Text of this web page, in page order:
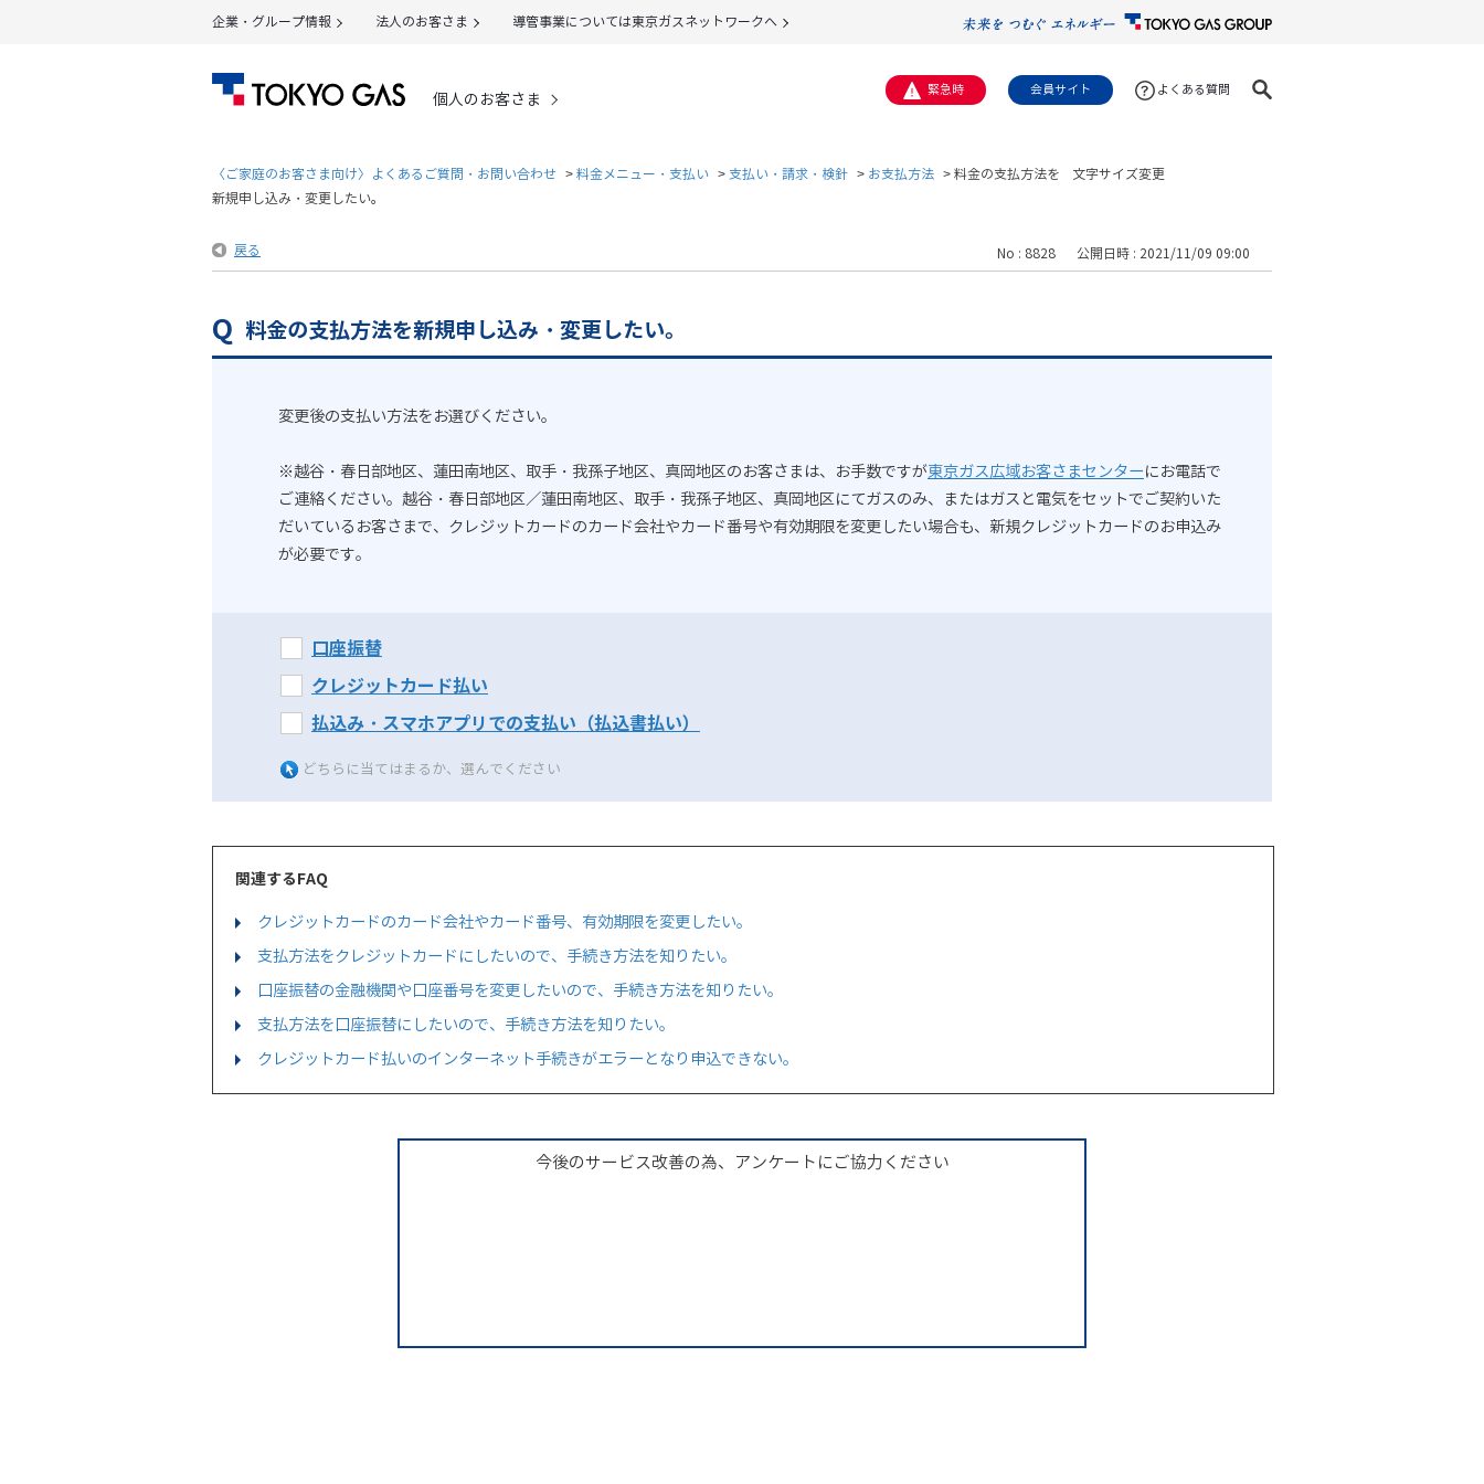
企業・グループ情報 法人のお客さま 導管事業については東京ガスネットワークへ
個人のお客さま 緊急時 会員サイト よくある質問
文字サイズ変更
〈ご家庭のお客さま向け〉よくあるご質問・お問い合わせ >料金メニュー・支払い > 支払い・請求・検針 > お支払方法 >料金の支払方法を
新規申し込み・変更したい。
戻る No : 8828 公開日時 : 2021/11/09 09:00
料金の支払方法を新規申し込み・変更したい。
変更後の支払い方法をお選びください。
※越谷・春日部地区、蓮田南地区、取手・我孫子地区、真岡地区のお客さまは、お手数ですが東京ガス広域お客さまセンターにお電話で
ご連絡ください。越谷・春日部地区／蓮田南地区、取手・我孫子地区、真岡地区にてガスのみ、またはガスと電気をセットでご契約いた
だいているお客さまで、クレジットカードのカード会社やカード番号や有効期限を変更したい場合も、新規クレジットカードのお申込み
が必要です。
口座振替
クレジットカード払い
払込み・スマホアプリでの支払い（払込書払い）
どちらに当てはまるか、選んでください
関連するFAQ
クレジットカードのカード会社やカード番号、有効期限を変更したい。
支払方法をクレジットカードにしたいので、手続き方法を知りたい。
口座振替の金融機関や口座番号を変更したいので、手続き方法を知りたい。
支払方法を口座振替にしたいので、手続き方法を知りたい。
クレジットカード払いのインターネット手続きがエラーとなり申込できない。
今後のサービス改善の為、アンケートにご協力ください